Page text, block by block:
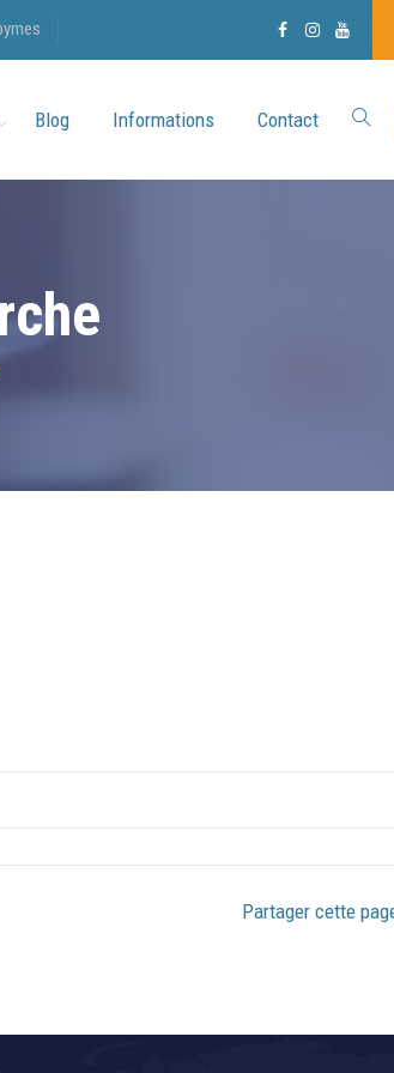
Blog Informations Contact
Partager cette